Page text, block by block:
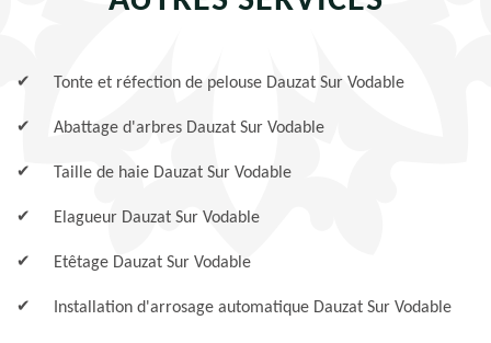
Tonte et réfection de pelouse Dauzat Sur Vodable
Abattage d'arbres Dauzat Sur Vodable
Taille de haie Dauzat Sur Vodable
Elagueur Dauzat Sur Vodable
Etêtage Dauzat Sur Vodable
Installation d'arrosage automatique Dauzat Sur Vodable